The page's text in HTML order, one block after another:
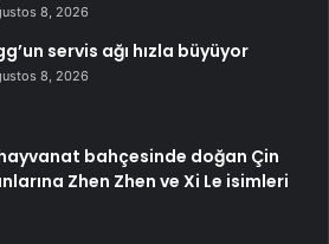
8, 2026
servis ağı hızla büyüyor
8, 2026
bahçesinde doğan Çin
Zhen Zhen ve Xi Le isimleri